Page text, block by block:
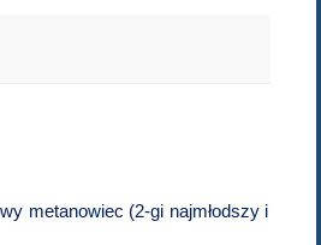
metanowiec (2-gi najmłodszy i